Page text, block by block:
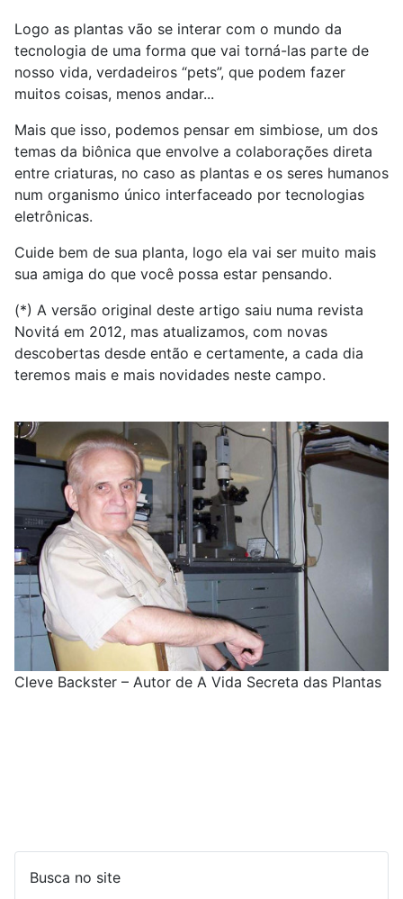
Logo as plantas vão se interar com o mundo da
tecnologia de uma forma que vai torná-las parte de
nosso vida, verdadeiros “pets”, que podem fazer
muitos coisas, menos andar...
Mais que isso, podemos pensar em simbiose, um dos
temas da biônica que envolve a colaborações direta
entre criaturas, no caso as plantas e os seres humanos
num organismo único interfaceado por tecnologias
eletrônicas.
Cuide bem de sua planta, logo ela vai ser muito mais
sua amiga do que você possa estar pensando.
(*) A versão original deste artigo saiu numa revista
Novitá em 2012, mas atualizamos, com novas
descobertas desde então e certamente, a cada dia
teremos mais e mais novidades neste campo.
Cleve Backster – Autor de A Vida Secreta das Plantas
Busca no site